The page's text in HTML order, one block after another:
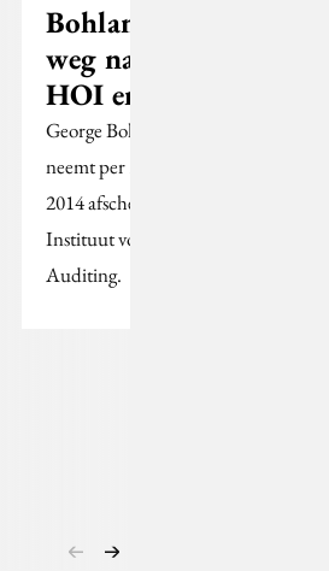
Bohlander
weg na fusie
HOI en NOM
George Bohlander
neemt per 31 december
2014 afscheid van HOI,
Instituut voor Media
Auditing.